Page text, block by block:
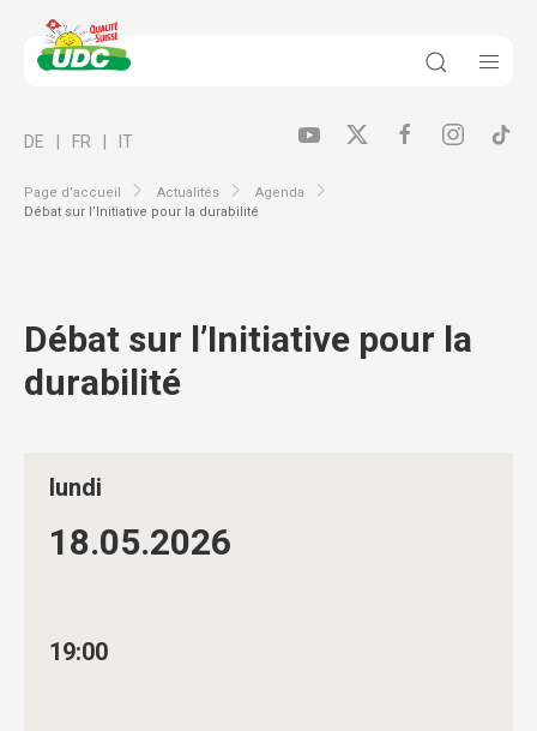
Page d’accueil Actualités
Agenda
Débat sur l’Initiative pour la durabilité
DE FR IT
Débat sur l’Initiative pour la
durabilité
lundi
18.05.2026
19:00